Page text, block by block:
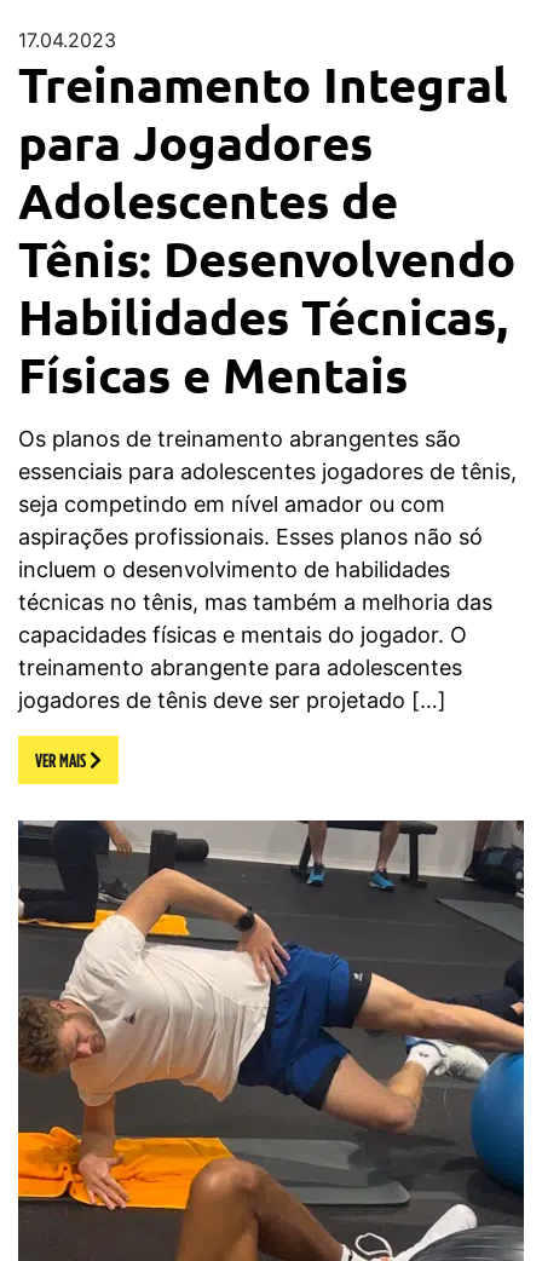
17.04.2023
Treinamento Integral
para Jogadores
Adolescentes de
Tênis: Desenvolvendo
Habilidades Técnicas,
Físicas e Mentais
Os planos de treinamento abrangentes são
essenciais para adolescentes jogadores de tênis,
seja competindo em nível amador ou com
aspirações profissionais. Esses planos não só
incluem o desenvolvimento de habilidades
técnicas no tênis, mas também a melhoria das
capacidades físicas e mentais do jogador. O
treinamento abrangente para adolescentes
jogadores de tênis deve ser projetado […]
VER MAIS